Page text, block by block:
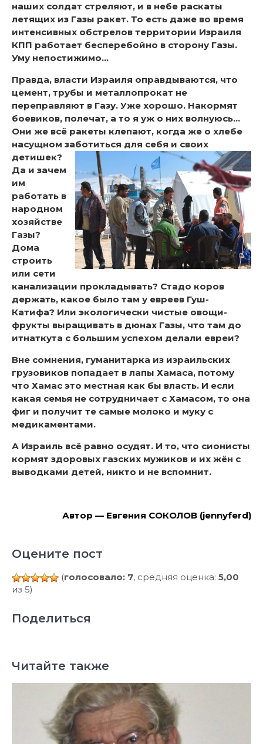
наших солдат стреляют, и в небе раскаты
летящих из Газы ракет. То есть даже во время
интенсивных обстрелов территории Израиля
КПП работает бесперебойно в сторону Газы.
Уму непостижимо…
Правда, власти Израиля оправдываются, что
цемент, трубы и металлопрокат не
переправляют в Газу. Уже хорошо. Накормят
боевиков, полечат, а то я уж о них волнуюсь…
Они же всё ракеты клепают, когда же о хлебе
насущном заботиться для себя и своих
детишек?
Да и зачем
им
работать в
народном
хозяйстве
Газы?
Дома
строить
или сети
канализации прокладывать? Стадо коров
держать, какое было там у евреев Гуш-
Катифа? Или экологически чистые овощи-
фрукты выращивать в дюнах Газы, что там до
итнаткута с большим успехом делали евреи?
Вне сомнения, гуманитарка из израильских
грузовиков попадает в лапы Хамаса, потому
что Хамас это местная как бы власть. И если
какая семья не сотрудничает с Хамасом, то она
фиг и получит те самые молоко и муку с
медикаментами.
А Израиль всё равно осудят. И то, что сионисты
кормят здоровых газских мужиков и их жён с
выводками детей, никто и не вспомнит.
Автор — Евгения СОКОЛОВ (jennyferd)
Оцените пост
(голосовало: 7, средняя оценка: 5,00
из 5)
Поделиться
Читайте также